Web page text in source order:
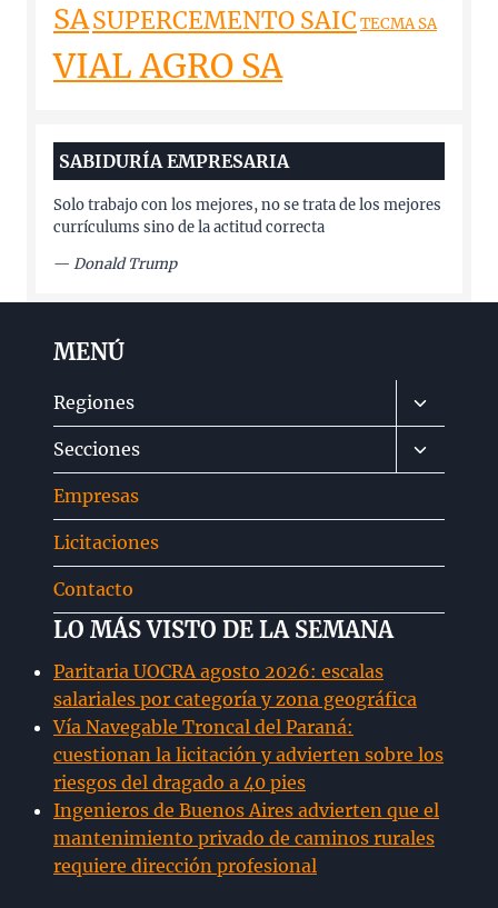
SASUPERCEMENTO SAIC TECMA SA
VIAL AGRO SA
SABIDURÍA EMPRESARIA
Solo trabajo con los mejores, no se trata de los mejores
currículums sino de la actitud correcta
— Donald Trump
MENÚ
Regiones
Alternar
menú
hijo
Secciones
Alternar
menú
Empresas
Licitaciones
Contacto
LO MÁS VISTO DE LA SEMANA
Paritaria UOCRA agosto 2026: escalas
salariales por categoría y zona geográfica
Vía Navegable Troncal del Paraná:
cuestionan la licitación y advierten sobre los
riesgos del dragado a 40 pies
Ingenieros de Buenos Aires advierten que el
mantenimiento privado de caminos rurales
requiere dirección profesional